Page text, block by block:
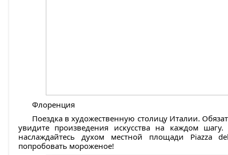
Флоренция
Поездка в художественную столицу Италии.
увидите произведения искусства на каждом
наслаждайтесь духом местной площади Piazza
попробовать мороженое!